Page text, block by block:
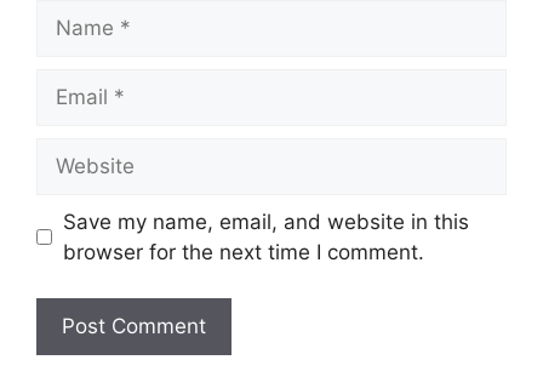
Save my name, email, and website in this
browser for the next time I comment.